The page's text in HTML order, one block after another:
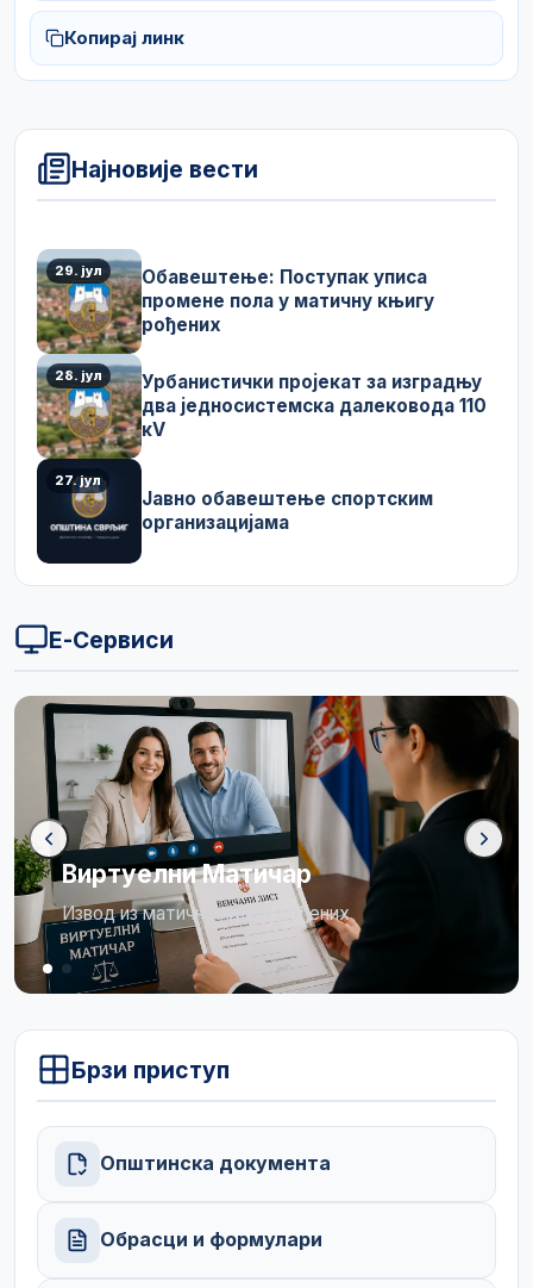
Копирај линк
Најновије вести
29. јул
Обавештење: Поступак уписа
промене пола у матичну књигу
рођених
28. јул
Урбанистички пројекат за изградњу
два једносистемска далековода 110
кV
27. јул
Јавно обавештење спортским
организацијама
Е-Сервиси
Виртуелни Матичар
Извод из матичне књиге рођених
Брзи приступ
Општинска документа
Обрасци и формулари